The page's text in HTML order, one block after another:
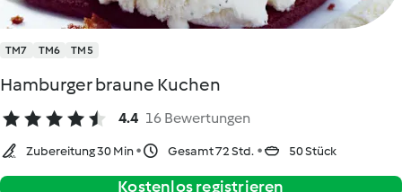
TM7 TM6 TM5
Hamburger braune Kuchen
4.4 16 Bewertungen
Zubereitung 30 Min Gesamt 72 Std. 50 Stück
Kostenlos registrieren